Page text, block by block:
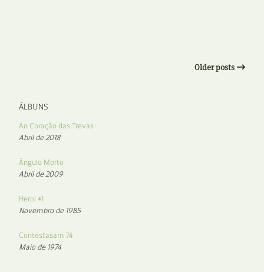
Older posts
ÁLBUNS
Ao Coração das Trevas
Abril de 2018
Ângulo Morto
Abril de 2009
Heroi #1
Novembro de 1985
Contestasam 74
Maio de 1974